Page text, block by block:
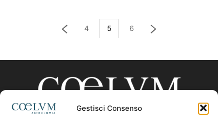
Gestisci Consenso
4 5 6